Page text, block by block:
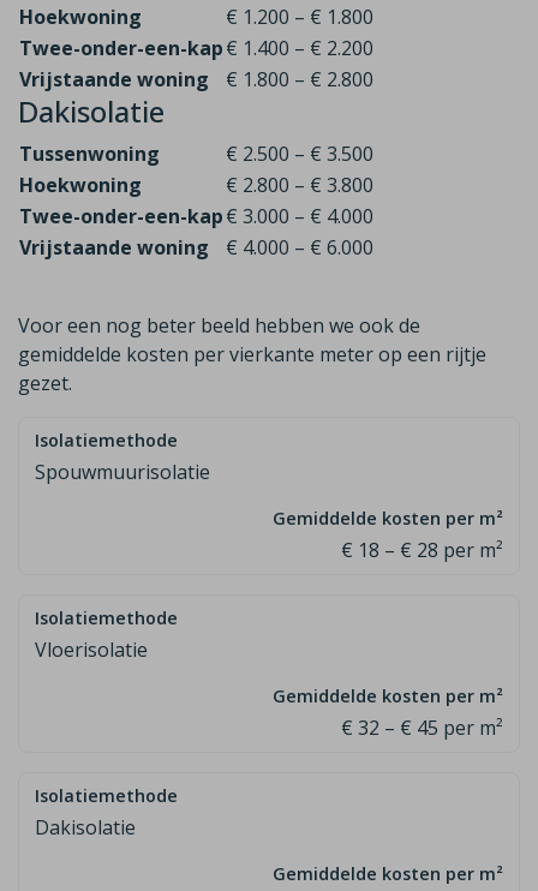
Hoekwoning
€ 1.200 – € 1.800
Twee-onder-een-kap€ 1.400 – € 2.200
Vrijstaande woning
€ 1.800 – € 2.800
Dakisolatie
Tussenwoning
€ 2.500 – € 3.500
Hoekwoning
€ 2.800 – € 3.800
Twee-onder-een-kap€ 3.000 – € 4.000
Vrijstaande woning
€ 4.000 – € 6.000
Voor een nog beter beeld hebben we ook de
gemiddelde kosten per vierkante meter op een rijtje
gezet.
Spouwmuurisolatie
€ 18 – € 28 per m²
Vloerisolatie
€ 32 – € 45 per m²
Dakisolatie